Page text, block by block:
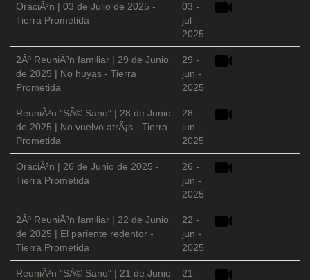
OraciÃ³n | 03 de Julio de 2025 -
Tierra Prometida
03 -
jul -
2025
2Âª ReuniÃ³n familiar | 29 de Junio
de 2025 | No huyas - Tierra
Prometida
29 -
jun -
2025
ReuniÃ³n "SÃ© Sano" | 28 de Junio
de 2025 | No vuelvo atrÃ¡s - Tierra
Prometida
28 -
jun -
2025
OraciÃ³n | 26 de Junio de 2025 -
Tierra Prometida
26 -
jun -
2025
2Âª ReuniÃ³n familiar | 22 de Junio
de 2025 | El pariente redentor -
Tierra Prometida
22 -
jun -
2025
ReuniÃ³n "SÃ© Sano" | 21 de Junio
21 -